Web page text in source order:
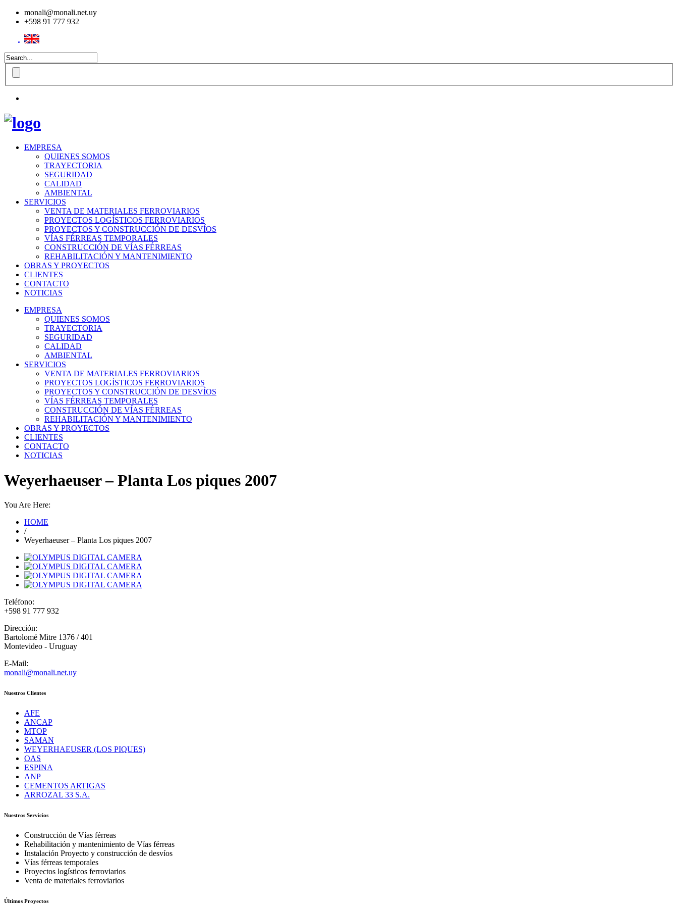
monali@monali.net.uy
+598 91 777 932
EMPRESA
QUIENES SOMOS
TRAYECTORIA
SEGURIDAD
CALIDAD
AMBIENTAL
SERVICIOS
VENTA DE MATERIALES FERROVIARIOS
PROYECTOS LOGÍSTICOS FERROVIARIOS
PROYECTOS Y CONSTRUCCIÓN DE DESVÍOS
VÍAS FÉRREAS TEMPORALES
CONSTRUCCIÓN DE VÍAS FÉRREAS
REHABILITACIÓN Y MANTENIMIENTO
OBRAS Y PROYECTOS
CLIENTES
CONTACTO
NOTICIAS
EMPRESA
QUIENES SOMOS
TRAYECTORIA
SEGURIDAD
CALIDAD
AMBIENTAL
SERVICIOS
VENTA DE MATERIALES FERROVIARIOS
PROYECTOS LOGÍSTICOS FERROVIARIOS
PROYECTOS Y CONSTRUCCIÓN DE DESVÍOS
VÍAS FÉRREAS TEMPORALES
CONSTRUCCIÓN DE VÍAS FÉRREAS
REHABILITACIÓN Y MANTENIMIENTO
OBRAS Y PROYECTOS
CLIENTES
CONTACTO
NOTICIAS
Weyerhaeuser – Planta Los piques 2007
You Are Here:
HOME
/
Weyerhaeuser – Planta Los piques 2007
Teléfono:
+598 91 777 932
Dirección:
Bartolomé Mitre 1376 / 401
Montevideo - Uruguay
E-Mail:
monali@monali.net.uy
Nuestros Clientes
AFE
ANCAP
MTOP
SAMAN
WEYERHAEUSER (LOS PIQUES)
OAS
ESPINA
ANP
CEMENTOS ARTIGAS
ARROZAL 33 S.A.
Nuestros Servicios
Construcción de Vías férreas
Rehabilitación y mantenimiento de Vías férreas
Instalación Proyecto y construcción de desvíos
Vías férreas temporales
Proyectos logísticos ferroviarios
Venta de materiales ferroviarios
Últimos Proyectos